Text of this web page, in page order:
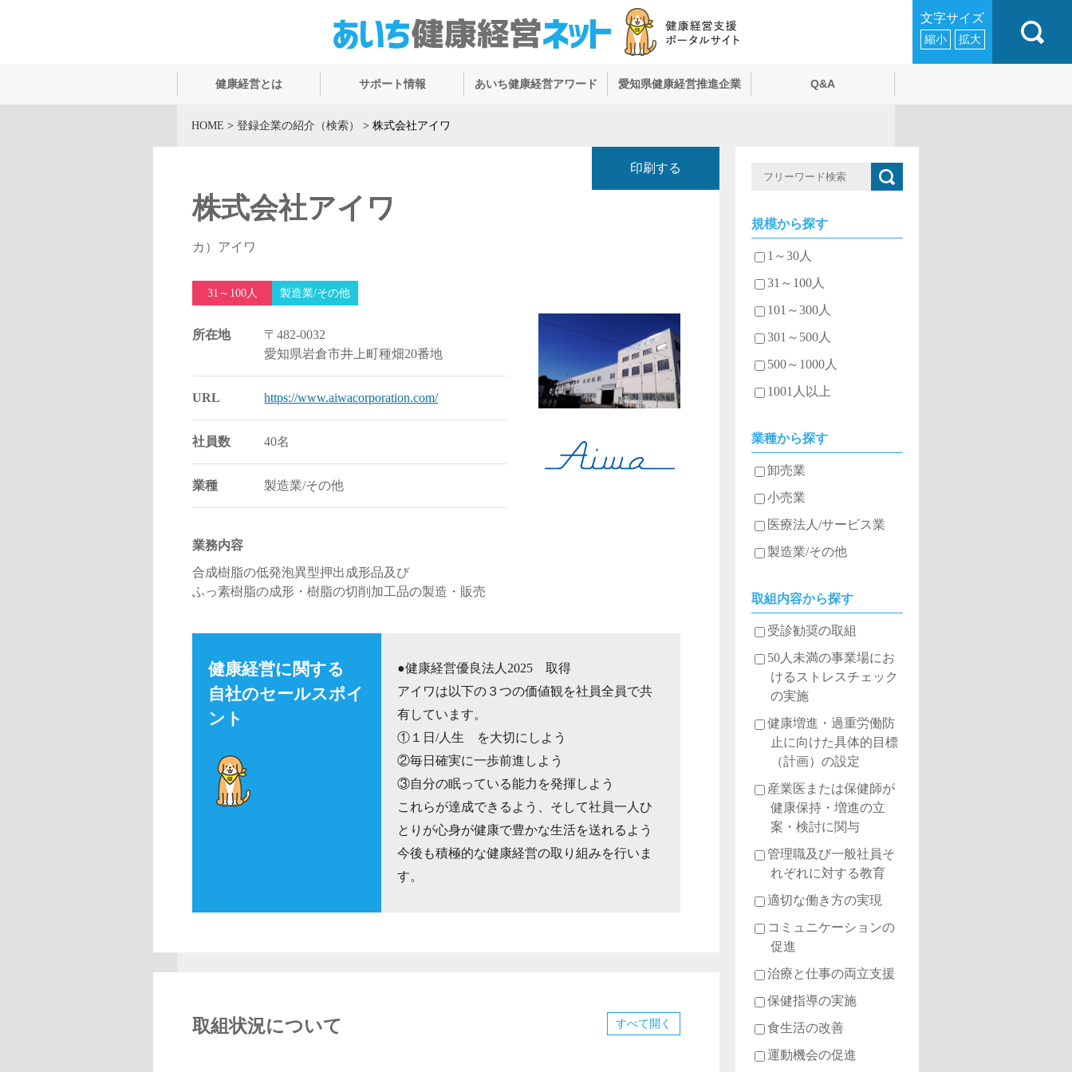
文字サイズ
縮小 拡大
健康経営とは サポート情報 あいち健康経営アワード 愛知県健康経営推進企業 Q&A
HOME > 登録企業の紹介（検索） > 株式会社アイワ
印刷する
株式会社アイワ
カ）アイワ
31～100人 製造業/その他
所在地
〒482-0032
愛知県岩倉市井上町種畑20番地
URL https://www.aiwacorporation.com/
社員数 40名
業種 製造業/その他
業務内容
合成樹脂の低発泡異型押出成形品及び
ふっ素樹脂の成形・樹脂の切削加工品の製造・販売
健康経営に関する
自社のセールスポイ
ント
●健康経営優良法人2025 取得
アイワは以下の３つの価値観を社員全員で共
有しています。
①１日/人生 を大切にしよう
②毎日確実に一歩前進しよう
③自分の眠っている能力を発揮しよう
これらが達成できるよう、そして社員一人ひ
とりが心身が健康で豊かな生活を送れるよう
今後も積極的な健康経営の取り組みを行いま
す。
すべて開く
取組状況について
規模から探す
1～30人
31～100人
101～300人
301～500人
500～1000人
1001人以上
業種から探す
卸売業
小売業
医療法人/サービス業
製造業/その他
取組内容から探す
受診勧奨の取組
50人未満の事業場にお
けるストレスチェック
の実施
健康増進・過重労働防
止に向けた具体的目標
（計画）の設定
産業医または保健師が
健康保持・増進の立
案・検討に関与
管理職及び一般社員そ
れぞれに対する教育
適切な働き方の実現
コミュニケーションの
促進
治療と仕事の両立支援
保健指導の実施
食生活の改善
運動機会の促進